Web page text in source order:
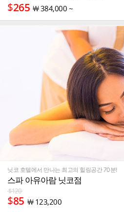
$265 ￦384,000 ~
닛코 호텔에서 만나는 최고의 힐링공간 70분!
스파 아유아람 닛코점
$120
$85 ￦ 123,200